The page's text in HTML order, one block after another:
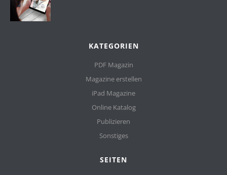
KATEGORIEN
PDF Magazin
Magazine erstellen
iPad Magazine
Online Katalog
Publizieren
Sonstiges
SEITEN